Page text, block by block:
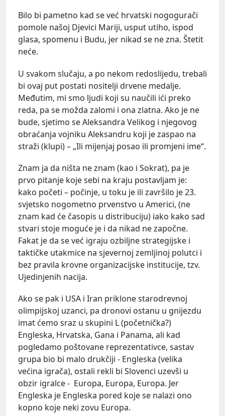
Bilo bi pametno kad se već hrvatski nogogurači
pomole našoj Djevici Mariji, usput utiho, ispod
glasa, spomenu i Budu, jer nikad se ne zna. Štetit
neće.
U svakom slučaju, a po nekom redoslijedu, trebali
bi ovaj put postati nositelji drvene medalje.
Međutim, mi smo ljudi koji su naučili ići preko
reda, pa se možda zalomi i ona zlatna. Ako je ne
bude, sjetimo se Aleksandra Velikog i njegovog
obraćanja vojniku Aleksandru koji je zaspao na
straži (klupi) – „Ili mijenjaj posao ili promjeni ime“.
Znam ja da ništa ne znam (kao i Sokrat), pa je
prvo pitanje koje sebi na kraju postavljam je:
kako početi – počinje, u toku je ili završilo je 23.
svjetsko nogometno prvenstvo u Americi, (ne
znam kad će časopis u distribuciju) iako kako sad
stvari stoje moguće je i da nikad ne započne.
Fakat je da se već igraju ozbiljne strategijske i
taktičke utakmice na sjevernoj zemljinoj polutci i
bez pravila krovne organizacijske institucije, tzv.
Ujedinjenih nacija.
Ako se pak i USA i Iran priklone starodrevnoj
olimpijskoj uzanci, pa dronovi ostanu u gnijezdu
imat ćemo sraz u skupini L (početnička?)
Engleska, Hrvatska, Gana i Panama, ali kad
pogledamo poštovane reprezentativce, sastav
grupa bio bi malo drukčiji - Engleska (velika
većina igrača), ostali rekli bi Slovenci uzevši u
obzir igralce - Europa, Europa, Europa. Jer
Engleska je Engleska pored koje se nalazi ono
kopno koje neki zovu Europa.